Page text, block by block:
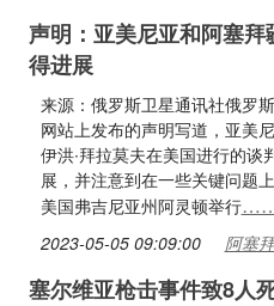
声明：亚美尼亚和阿塞
得进展
来源：俄罗斯卫星通讯社俄罗
网站上发布的声明写道，亚美
伊洪∙拜拉莫夫在美国进行的
展，并注意到在一些关键问题
美国弗吉尼亚州阿灵顿举行……
2023-05-05 09:09:00 阿塞
塞尔维亚枪击事件致8人